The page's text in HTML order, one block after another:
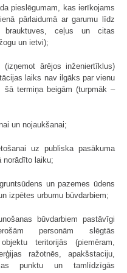
pieslēgumam, kas ierīkojams
pārlaidumā ar garumu līdz
ceļus un citas
un ietvi);
(izņemot ārējos inženiertīklus)
laiks nav ilgāks par vienu
termiņa beigām (turpmāk –
un nojaukšanai;
uz publiska pasākuma
norādīto laiku;
un pazemes ūdens
izpētes urbumu būvdarbiem;
būvdarbiem pastāvīgi
personām slēgtās
teritorijās (piemēram,
ražotnēs, apakšstaciju,
punktu un tamlīdzīgās